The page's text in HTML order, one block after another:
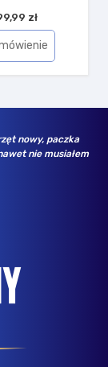
zł
nowy, paczka
nie musiałem